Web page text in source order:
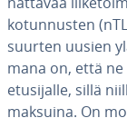
ko­tun­nus­ten
suurten uusien
ma­na on, että
etusi­jal­le, sillä
mak­sui­na. On